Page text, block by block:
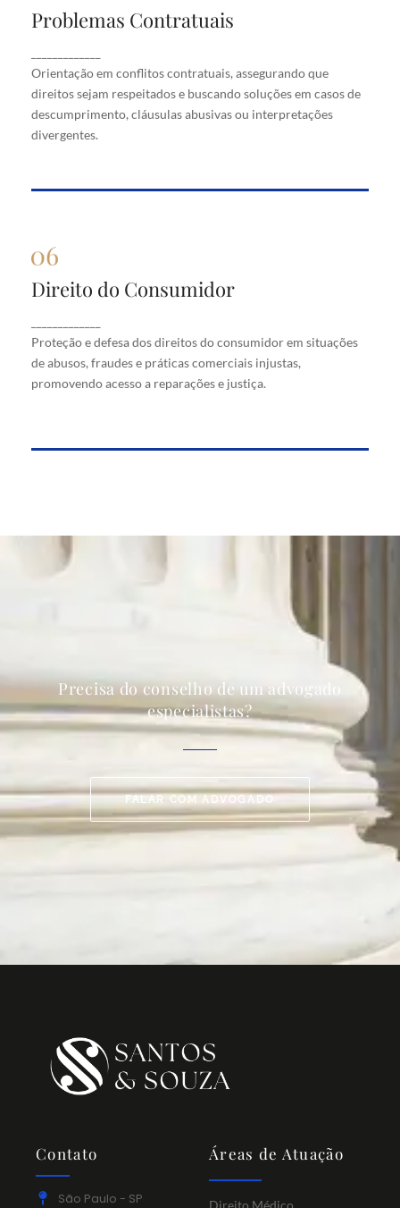
Problemas Contratuais
Orientação em conflitos contratuais, assegurando que
direitos sejam respeitados e buscando soluções em casos de
descumprimento, cláusulas abusivas ou interpretações
divergentes.
Problemas Contratuais
que direitos sejam respeitados e buscando soluções
em casos de descumprimento, cláusulas abusivas
ou interpretações divergentes.
Direito do Consumidor
Proteção e defesa dos direitos do consumidor em situações
de abusos, fraudes e práticas comerciais injustas,
promovendo acesso a reparações e justiça.
Direito do Consumidor
situações de abusos, fraudes e práticas comerciais
injustas, promovendo acesso a reparações e justiça.
Precisa do conselho de um advogado
especialistas?
FALAR COM ADVOGADO
Contato
São Paulo - SP
Áreas de Atuação
Direito Médico